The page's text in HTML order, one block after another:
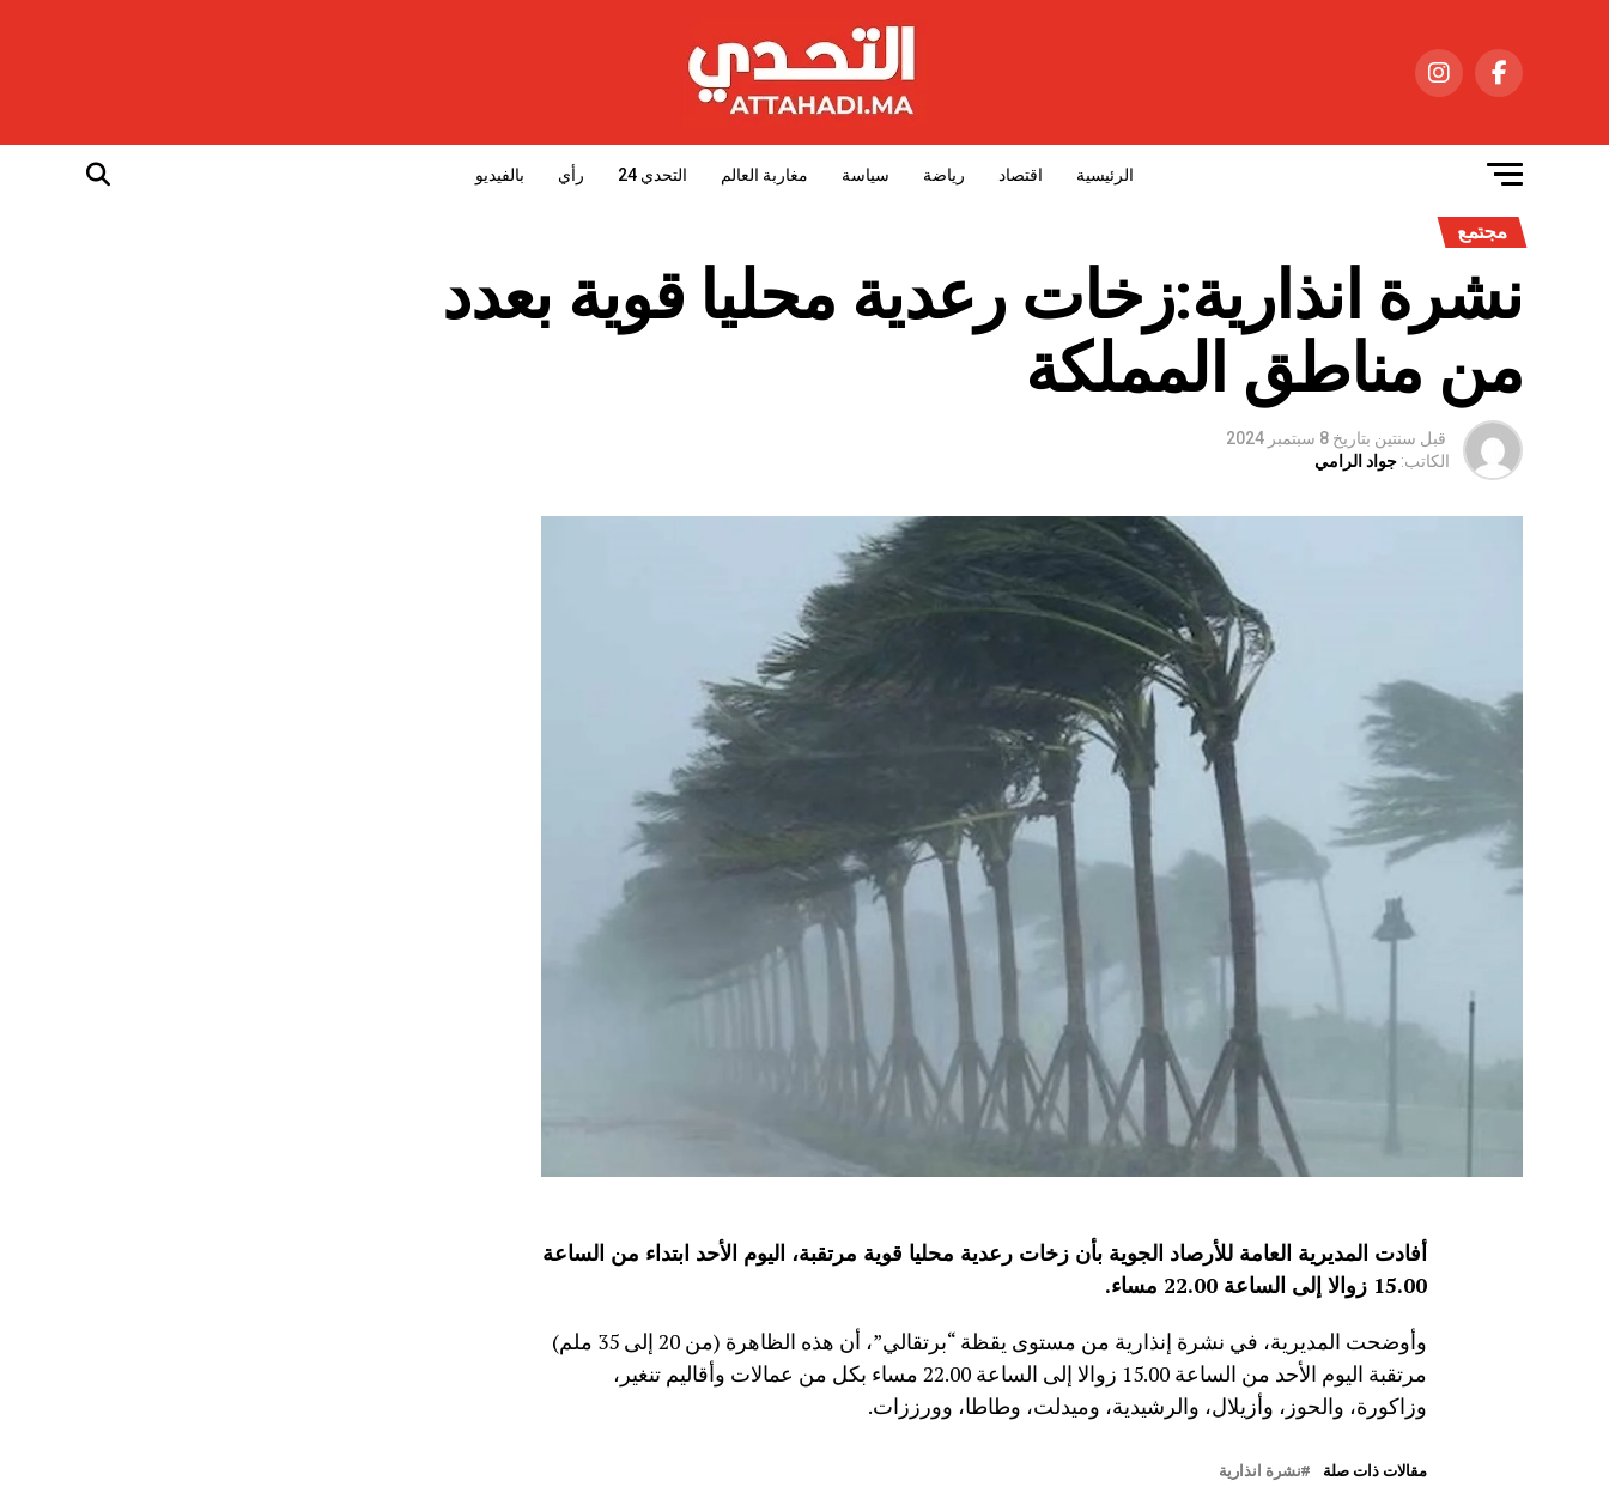
الرئيسية اقتصاد رياضة سياسة مغاربة العالم التحدي 24 رأي بالفيديو
مجتمع
نشرة انذارية:زخات رعدية محليا قوية بعدد
من مناطق المملكة
قبل سنتين بتاريخ 8 سبتمبر 2024
الكاتب: جواد الرامي
أفادت المديرية العامة للأرصاد الجوية بأن زخات رعدية محليا قوية مرتقبة، اليوم الأحد ابتداء من الساعة
15.00 زوالا إلى الساعة 22.00 مساء
.
وأوضحت المديرية، في نشرة إنذارية من مستوى يقظة “برتقالي”، أن هذه الظاهرة (من 20 إلى 35 ملم)
مرتقبة اليوم الأحد من الساعة 15.00 زوالا إلى الساعة 22.00 مساء بكل من عمالات وأقاليم تنغير،
وزاكورة، والحوز، وأزيلال، والرشيدية، وميدلت، وطاطا، وورززات.
مقالات ذات صلة نشرة انذارية